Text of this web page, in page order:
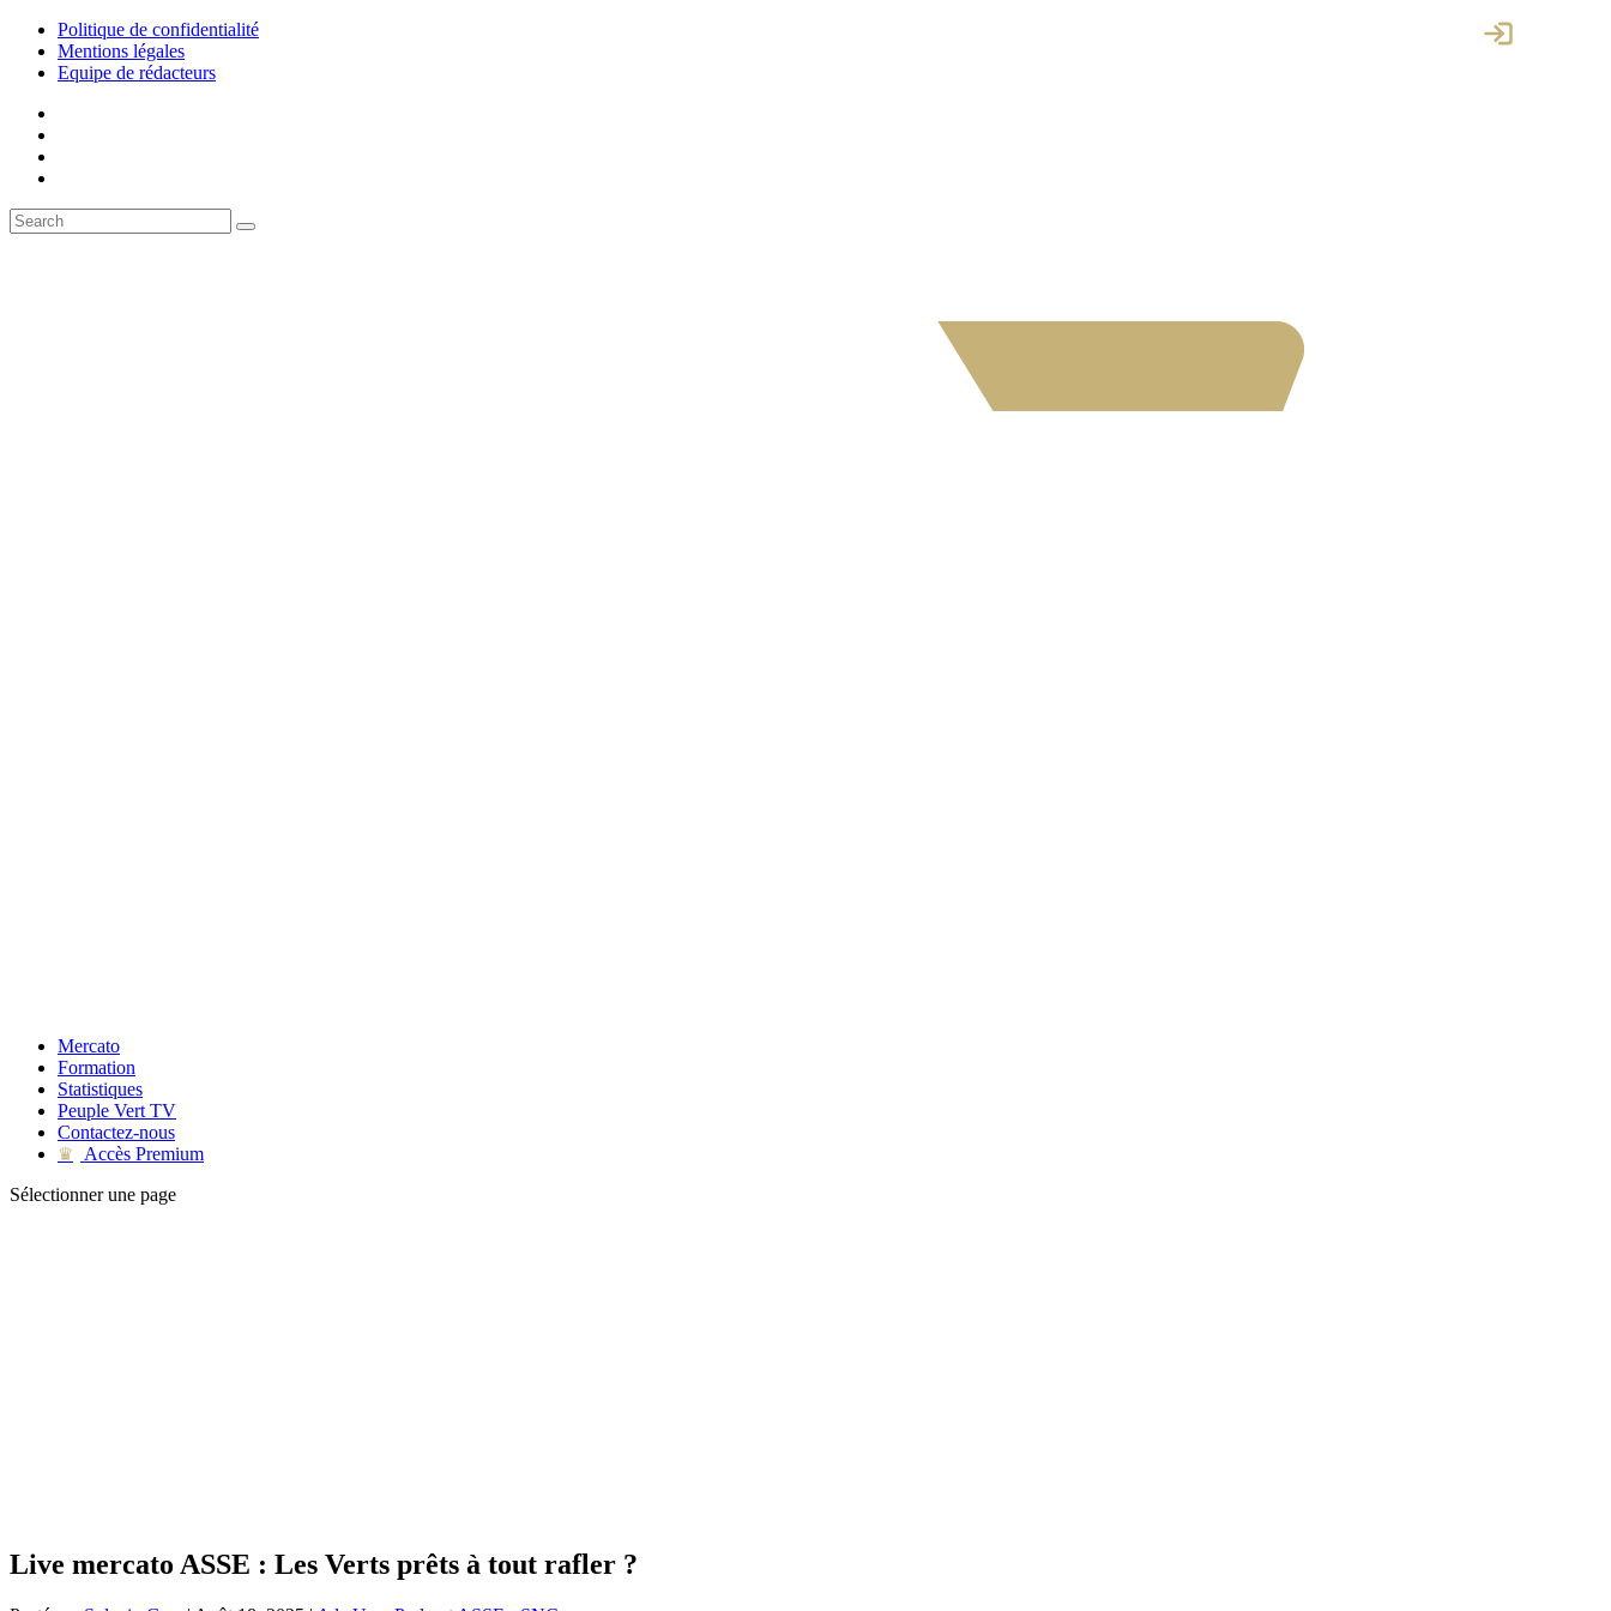
Politique de confidentialité
Mentions légales
Equipe de rédacteurs
Mercato
Formation
Statistiques
Peuple Vert TV
Contactez-nous
♛
Accès Premium
Sélectionner une page
Live mercato ASSE : Les Verts prêts à tout rafler ?